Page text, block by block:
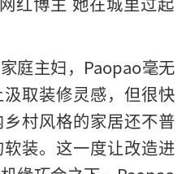
庭主妇，Paopao毫无
取装修灵感，但很快
村风格的家居还不普
装。这一度让改造进